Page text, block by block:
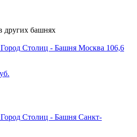
других башнях
Столиц - Башня Москва 106,6
Столиц - Башня Санкт-